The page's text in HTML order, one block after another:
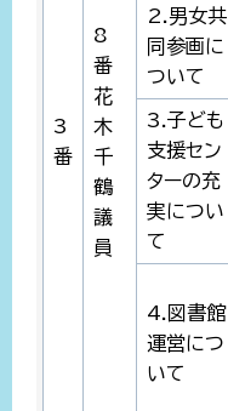
3
番
8
番
花
木
千
鶴
議
員
2.男女共
同参画に
ついて
3.子ども
支援セン
ターの充
実につい
て
4.図書館
運営につ
いて